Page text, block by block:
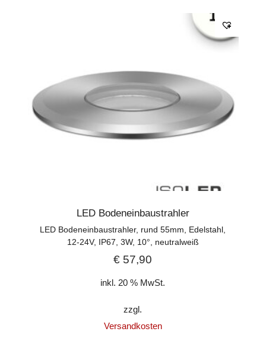
LED Bodeneinbaustrahler
LED Bodeneinbaustrahler, rund 55mm, Edelstahl,
12-24V, IP67, 3W, 10°, neutralweiß
€ 57,90
inkl. 20 % MwSt.
zzgl.
Versandkosten